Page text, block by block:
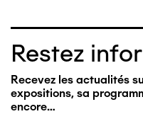
Restez
Recevez les actualités
expositions, sa
encore…